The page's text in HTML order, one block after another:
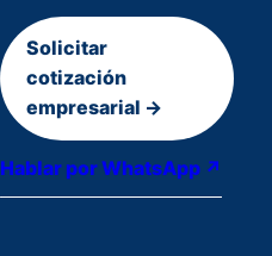
Solicitar
cotización
empresarial →
Hablar por WhatsApp ↗